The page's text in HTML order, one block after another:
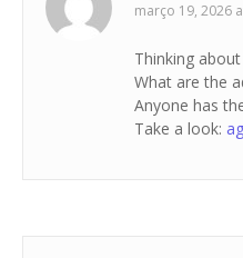
março 19, 2026
Thinking
What are the
Anyone has
Take a look: